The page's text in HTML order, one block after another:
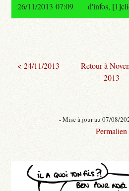
d'infos,
26/11/2013 07:09
< 24/11/2013
Retour à
2013
- Mise à jour au 07/08/
Permalien